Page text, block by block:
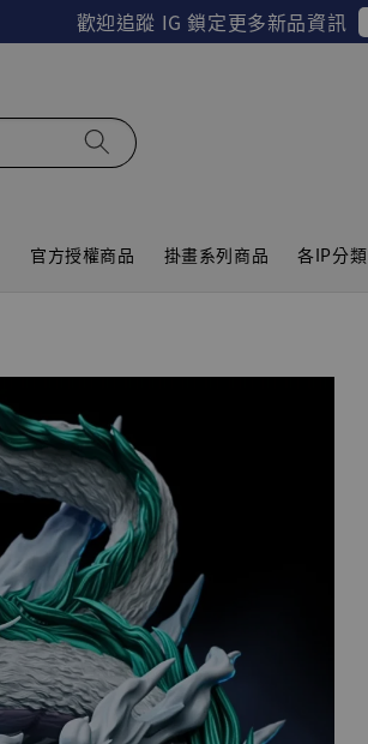
歡迎追蹤 IG 鎖定更多新品資訊
官方授權商品 掛畫系列商品 各IP分類